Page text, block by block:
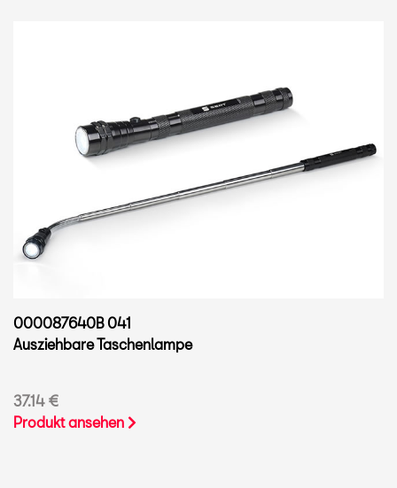
000087640B 041
Ausziehbare Taschenlampe
37.14 €
Produkt ansehen